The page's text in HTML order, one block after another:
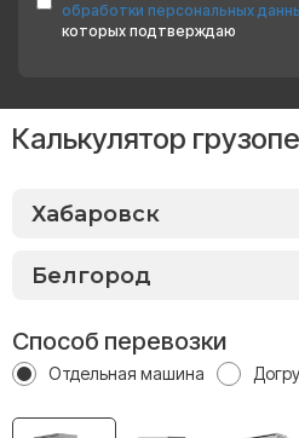
обработки персональных
которых подтверждаю
Калькулятор
Способ перевозки
Отдельная машина